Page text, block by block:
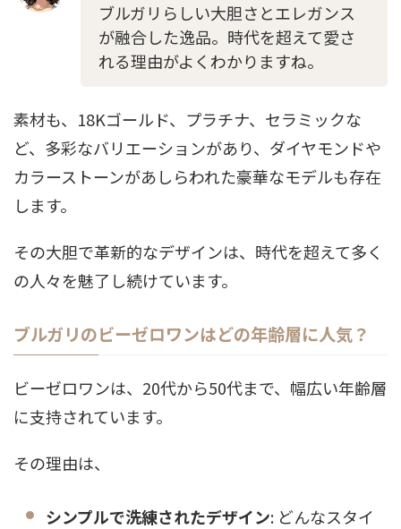
ブルガリらしい大胆さとエレガンス
が融合した逸品。時代を超えて愛さ
れる理由がよくわかりますね。
素材も、18Kゴールド、プラチナ、セラミックな
ど、多彩なバリエーションがあり、ダイヤモンドや
カラーストーンがあしらわれた豪華なモデルも存在
します。
その大胆で革新的なデザインは、時代を超えて多く
の人々を魅了し続けています。
ブルガリのビーゼロワンはどの年齢層に人気？
ビーゼロワンは、20代から50代まで、幅広い年齢層
に支持されています。
その理由は、
シンプルで洗練されたデザイン: どんなスタイ